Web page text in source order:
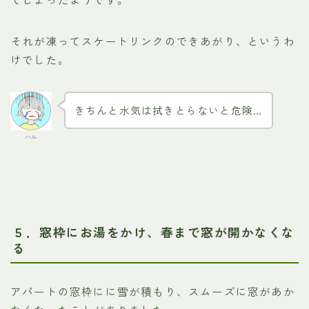
それが凍ってスケートリンクのできあがり、というわ
けでした。
ハル
きちんと水気は拭きとらないと危険…
５．窓枠にお湯をかけ、春まで窓が開かなくな
る
アパートの窓枠にに雪が積もり、スムーズに窓があか